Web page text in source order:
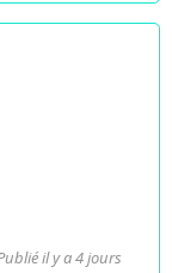
il y a 4 jours